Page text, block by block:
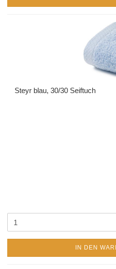
Steyr blau, 30/30 Seiftuch
IN DEN